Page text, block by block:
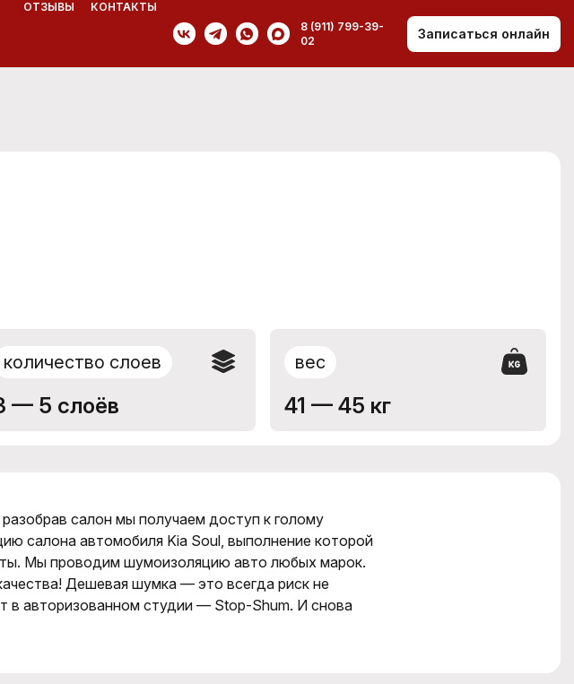
ОТЗЫВЫ
КОНТАКТЫ
8 (911) 799-39-
02
Записаться онлайн
количество слоев
— 5 слоёв
вес
41 — 45 кг
салон мы получаем доступ к голому
салона автомобиля Kia Soul, выполнение которой
Мы проводим шумоизоляцию авто любых марок.
Дешевая шумка — это всегда риск не
в авторизованном студии — Stop-Shum. И снова